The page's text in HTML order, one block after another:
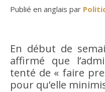
Publié en anglais par
En début de
affirmé que
tenté de « faire
pour qu’elle